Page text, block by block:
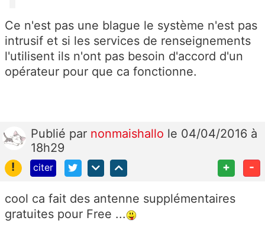
Ce n'est pas une blague le système n'est pas
intrusif et si les services de renseignements
l'utilisent ils n'ont pas besoin d'accord d'un
opérateur pour que ca fonctionne.
Publié par nonmaishallo le 04/04/2016 à
18h29
!
citer + -
cool ca fait des antenne supplémentaires
gratuites pour Free ...